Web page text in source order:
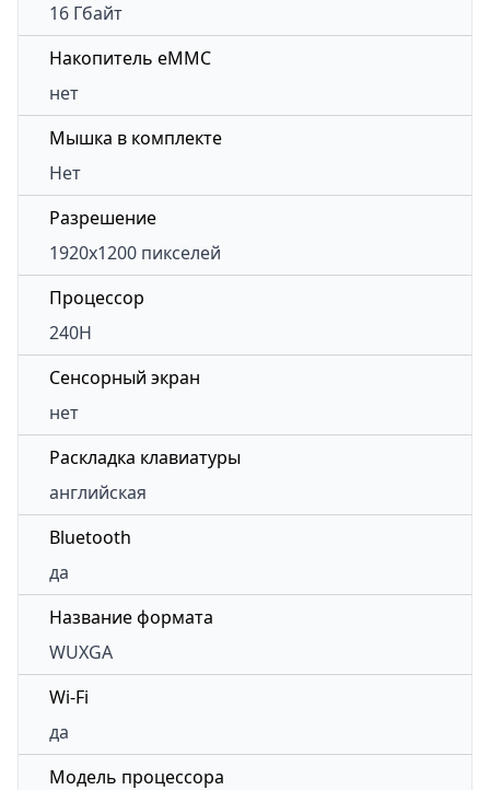
16 Гбайт
Накопитель eMMC
нет
Мышка в комплекте
Нет
Разрешение
1920x1200 пикселей
Процессор
240H
Сенсорный экран
нет
Раскладка клавиатуры
английская
Bluetooth
да
Название формата
WUXGA
Wi-Fi
да
Модель процессора